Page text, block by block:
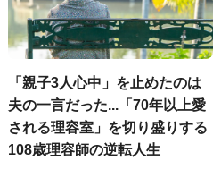
「親子3人心中」を止めたのは
夫の一言だった...「70年以上愛
される理容室」を切り盛りする
108歳理容師の逆転人生